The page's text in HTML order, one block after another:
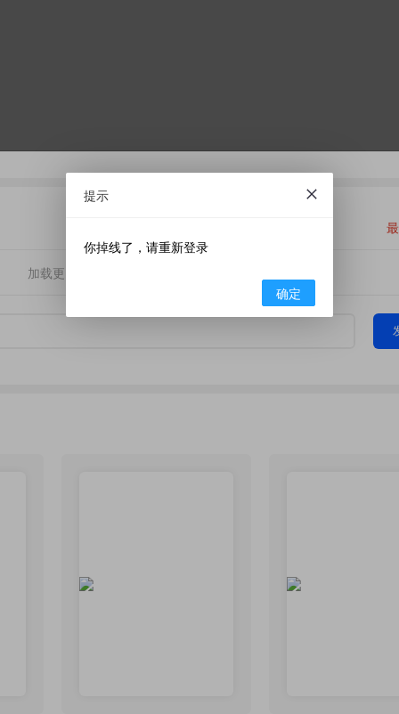
加载更多
提示
你掉线了，请重新登录
确定